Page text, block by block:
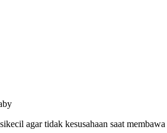
agar tidak kesusahaan saat